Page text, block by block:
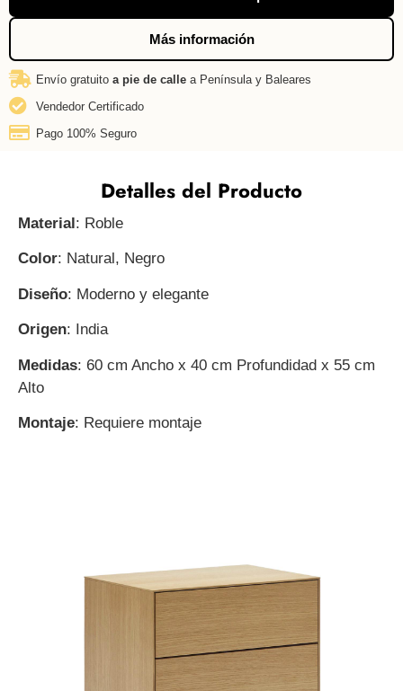
Más información
Envío gratuito a pie de calle a Península y Baleares
Vendedor Certificado
Pago 100% Seguro
Detalles del Producto
Material: Roble
Color: Natural, Negro
Diseño: Moderno y elegante
Origen: India
Medidas: 60 cm Ancho x 40 cm Profundidad x 55 cm
Alto
Montaje: Requiere montaje